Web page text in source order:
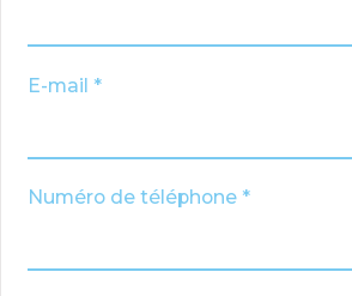
E-mail *
Numéro de téléphone *